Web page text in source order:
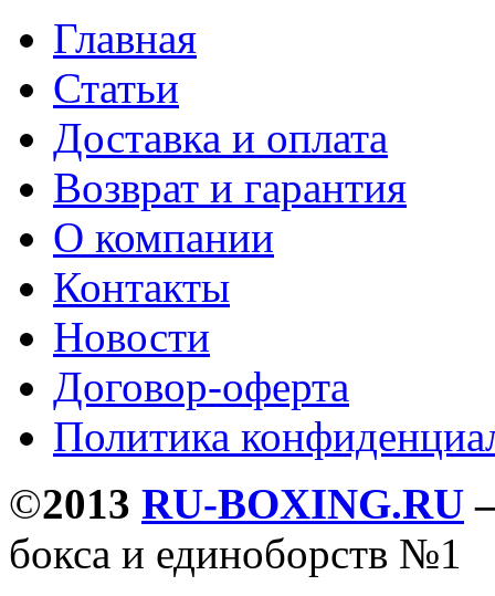
Главная
Статьи
Доставка и оплата
Возврат и гарантия
О компании
Контакты
Новости
Договор-оферта
Политика
©2013 RU-BOXING.RU
бокса и единоборств №1